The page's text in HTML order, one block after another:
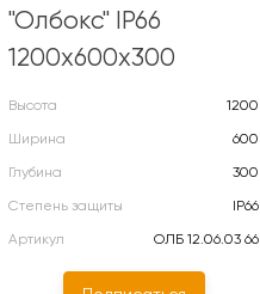
"Олбокс" IP66
1200х600х300
Высота
1200
Ширина
600
Глубина
300
Степень защиты
IP66
Артикул
ОЛБ 12.06.03 66